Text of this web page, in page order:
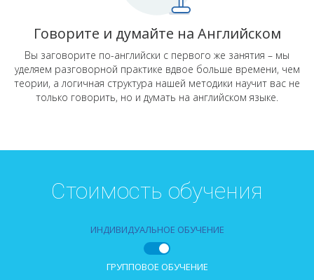
Говорите и думайте на Английском
Вы заговорите по-английски с первого же занятия – мы
уделяем разговорной практике вдвое больше времени, чем
теории, а логичная структура нашей методики научит вас не
только говорить, но и думать на английском языке.
Стоимость обучения
ИНДИВИДУАЛЬНОЕ ОБУЧЕНИЕ
ГРУППОВОЕ ОБУЧЕНИЕ